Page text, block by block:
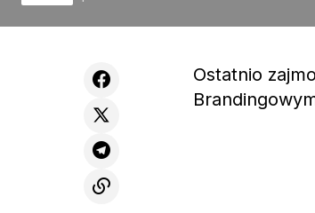
Ostatnio